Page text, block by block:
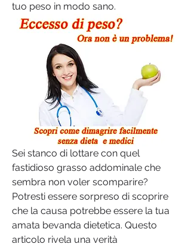
tuo peso in modo sano.
Sei stanco di lottare con quel
fastidioso grasso addominale che
sembra non voler scomparire?
Potresti essere sorpreso di scoprire
che la causa potrebbe essere la tua
amata bevanda dietetica. Questo
articolo rivela una verità